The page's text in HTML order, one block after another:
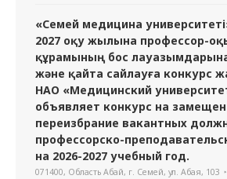
«Семей медицина
2027 оқу жылына профессор-
құрамының бос
және қайта сайлауға конкурс
НАО «Медицинский
объявляет конкурс на
переизбрание вакантных
профессорско-
на 2026-2027 учебный год.
071400, Область Абай, г. Семей, ул. Абая, 103